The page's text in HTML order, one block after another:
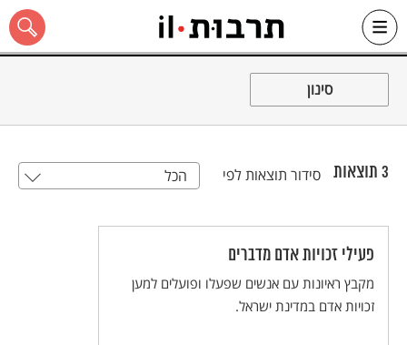
Skip
כל האתר
סינון
3 תוצאות סידור תוצאות לפי הכל
פעילי זכויות אדם מדברים
מקבץ ראיונות עם אנשים שפעלו ופועלים למען
זכויות אדם במדינת ישראל.